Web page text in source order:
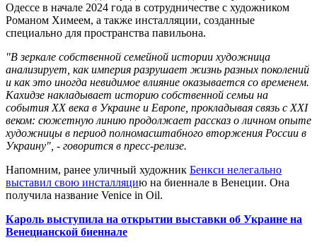
Одессе в начале 2024 года в сотрудничестве с художником
Романом Химеем, а также инсталляции, созданные
специально для пространства павильона.
"В зеркале собственной семейной истории художница
анализирует, как империя разрушает жизнь разных поколений
и как это иногда невидимое влияние оказывается со временем.
Кахидзе накладывает историю собственной семьи на
события ХХ века в Украине и Европе, прокладывая связь с XXI
веком: сюжетную линию продолжает рассказ о личном опыте
художницы в период полномасштабного вторжения России в
Украину", - говорится в пресс-релизе.
Напомним, ранее уличный художник Бенкси нелегально
выставил свою инсталляцию на биеннале в Венеции. Она
получила название Venice in Oil.
Кароль выступила на открытии выставки об Украине на
Венецианской биеннале